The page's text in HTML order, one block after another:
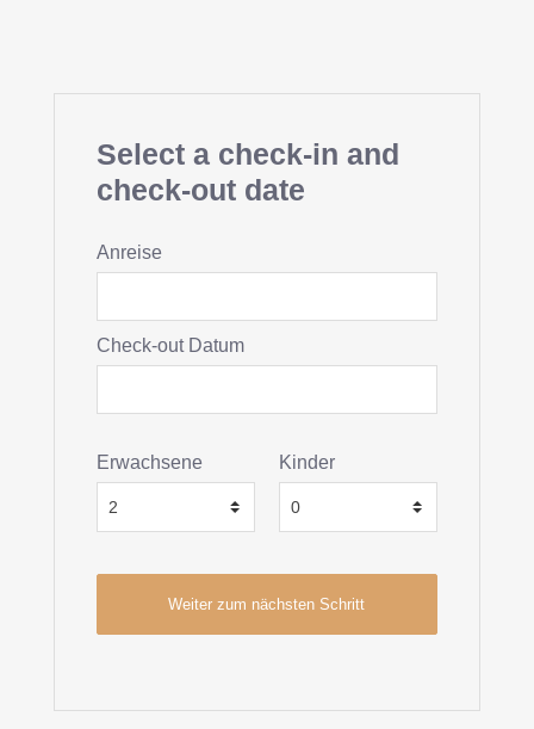
Select a check-in and
check-out date
Anreise
Check-out Datum
Erwachsene Kinder